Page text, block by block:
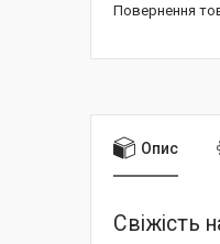
повернення
Опис
Свіжість